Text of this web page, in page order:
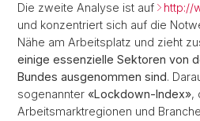
Die zweite Analyse ist auf http://
und konzentriert sich auf die
Nähe am Arbeitsplatz und zieht
einige essenzielle Sektoren von
Bundes ausgenommen sind.
sogenannter «Lockdown-Index»,
Arbeitsmarktregionen und